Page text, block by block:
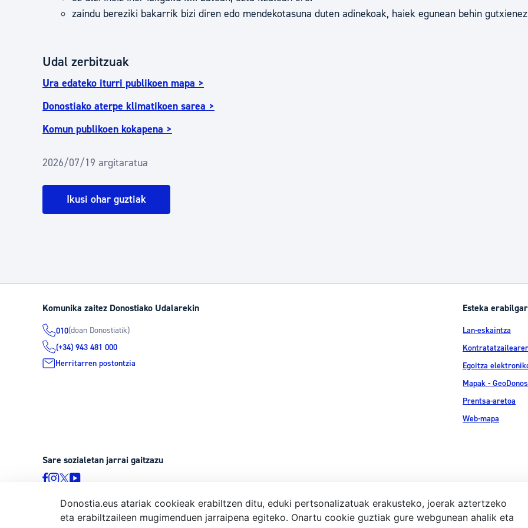
zaindu bereziki bakarrik bizi diren edo mendekotasuna duten adinekoak, haiek egunean behin
Udal zerbitzuak
Ura edateko iturri publikoen mapa >
Donostiako aterpe klimatikoen sarea >
Komun publikoen kokapena >
2026/07/19 argitaratua
Ikusi ohar guztiak
Komunika zaitez Donostiako Udalarekin
010(doan Donostiatik)
(+34) 943 481 000
Herritarren postontzia
Esteka
Lan-eskaintza
Egoitza
Mapak -
Prentsa-aretoa
Web-mapa
Sare sozialetan jarrai gaitzazu
© Donostiako Udala, Ijentea 1, 20003 Donostia Lege-
Donostia.eus atariak cookieak erabiltzen ditu, eduki pertsonalizatuak erakusteko, joerak aztertzeko
eta erabiltzaileen mugimenduen jarraipena egiteko. Onartu cookie guztiak gure webgunean ahalik eta